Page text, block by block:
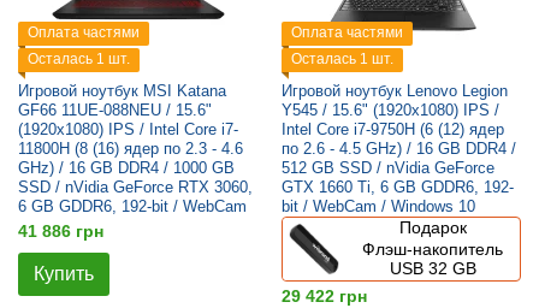
Оплата частями
Осталась 1 шт.
Игровой ноутбук MSI Katana
GF66 11UE-088NEU / 15.6"
(1920x1080) IPS / Intel Core i7-
11800H (8 (16) ядер по 2.3 - 4.6
GHz) / 16 GB DDR4 / 1000 GB
SSD / nVidia GeForce RTX 3060,
6 GB GDDR6, 192-bit / WebCam
41 886 грн
Купить
Оплата частями
Осталась 1 шт.
Игровой ноутбук Lenovo Legion
Y545 / 15.6" (1920x1080) IPS /
Intel Core i7-9750H (6 (12) ядер
по 2.6 - 4.5 GHz) / 16 GB DDR4 /
512 GB SSD / nVidia GeForce
GTX 1660 Ti, 6 GB GDDR6, 192-
bit / WebCam / Windows 10
Подарок
Флэш-накопитель
USB 32 GB
29 422 грн